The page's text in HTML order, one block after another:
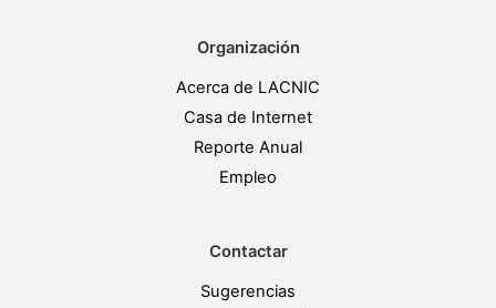
Organización
Acerca de LACNIC
Casa de Internet
Reporte Anual
Empleo
Contactar
Sugerencias